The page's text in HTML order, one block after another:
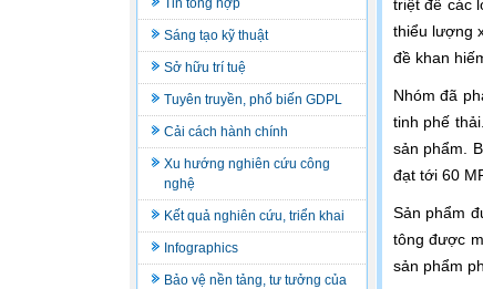
Tin tổng hợp
Sáng tạo kỹ thuật
Sở hữu trí tuệ
Tuyên truyền, phổ biến GDPL
Cải cách hành chính
Xu hướng nghiên cứu công
nghệ
Kết quả nghiên cứu, triển khai
Infographics
Bảo vệ nền tảng, tư tưởng của
triệt để các
thiểu lượng
đề khan
Nhóm đã
tinh phế
sản phẩm.
đạt tới 60
Sản phẩm
tông được
sản phẩm